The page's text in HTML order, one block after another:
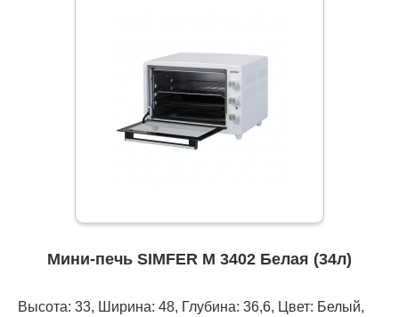
Мини-печь SIMFER M 3402 Белая (34л)
Высота: 33, Ширина: 48, Глубина: 36,6, Цвет: Белый,